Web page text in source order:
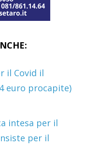
il Covid il
euro procapite)
intesa per il
per il